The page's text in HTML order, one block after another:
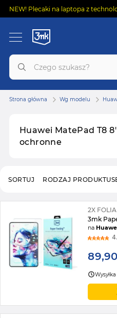
NEW! Plecaki na laptopa z
Huawei MatePad T8
ochronne
Strona główna Wg modelu
RODZAJ PRODUKTU
SORTUJ
2X
3mk
na